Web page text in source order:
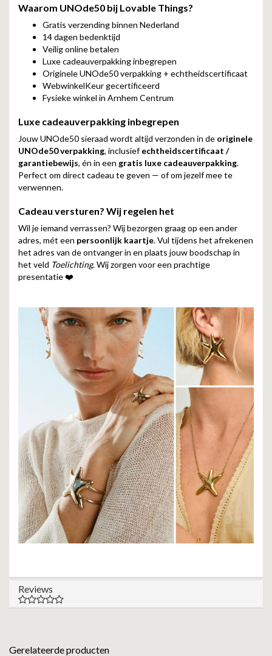
Waarom UNOde50 bij Lovable Things?
Gratis verzending binnen Nederland
14 dagen bedenktijd
Veilig online betalen
Luxe cadeauverpakking inbegrepen
Originele UNOde50 verpakking + echtheidscertificaat
WebwinkelKeur gecertificeerd
Fysieke winkel in Arnhem Centrum
Luxe cadeauverpakking inbegrepen
Jouw UNOde50 sieraad wordt altijd verzonden in de originele
UNOde50 verpakking, inclusiefechtheidscertificaat /
garantiebewijs, én in een gratis luxe cadeauverpakking.
Perfect om direct cadeau te geven — of om jezelf mee te
verwennen.
Cadeau versturen? Wij regelen het
Wil je iemand verrassen? Wij bezorgen graag op een ander
adres, mét een persoonlijk kaartje. Vul tijdens het afrekenen
het adres van de ontvanger in en plaats jouw boodschap in
het veld Toelichting. Wij zorgen voor een prachtige
presentatie ❤️
Reviews
Gerelateerde producten